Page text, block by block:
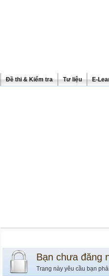
Đề thi & Kiểm tra Tư liệu E-
Bạn chưa đăng
Trang này yêu cầu bạn